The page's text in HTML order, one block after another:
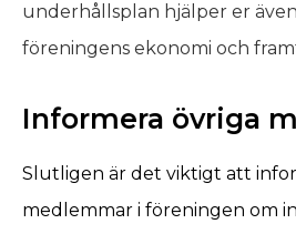
underhållsplan hjälper er
föreningens ekonomi och
Informera övriga
Slutligen är det viktigt att
medlemmar i föreningen om